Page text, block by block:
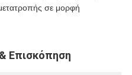
μετατροπής σε μορφή
Επισκόπηση